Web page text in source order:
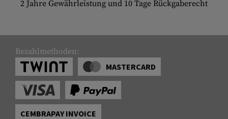
2 Jahre Gewährleistung und 10 Tage Rückgaberecht
Bezahlmethoden:
MASTERCARD
CEMBRAPAY INVOICE